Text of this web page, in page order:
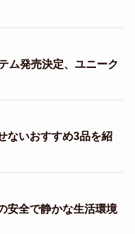
ム発売決定、ユニーク
ないおすすめ3品を紹
安全で静かな生活環境